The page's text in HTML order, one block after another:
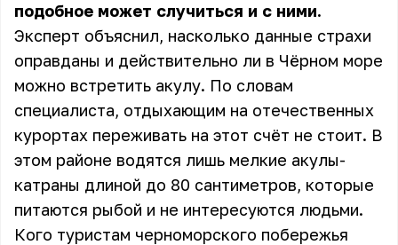
подобное может случиться и с ними.
Эксперт объяснил, насколько данные страхи
оправданы и действительно ли в Чёрном море
можно встретить акулу. По словам
специалиста, отдыхающим на отечественных
курортах переживать на этот счёт не стоит. В
этом районе водятся лишь мелкие акулы-
катраны длиной до 80 сантиметров, которые
питаются рыбой и не интересуются людьми.
Кого туристам черноморского побережья